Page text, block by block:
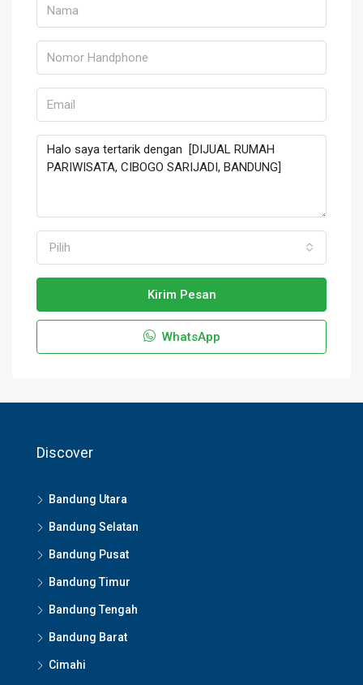
Pilih
Kirim Pesan
WhatsApp
Discover
Bandung Utara
Bandung Selatan
Bandung Pusat
Bandung Timur
Bandung Tengah
Bandung Barat
Cimahi